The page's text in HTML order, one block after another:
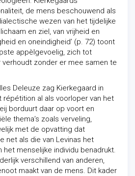
de mens beschouwend als
wezen van het tijdelijke
en ziel, van vrijheid en
en oneindigheid’ (p. 72) toont
appèlgevoelig, zich tot
zonder er mee samen te
Deleuze zag Kierkegaard in
répétition al als voorloper van het
borduurt daar op voort en
thema’s zoals verveling,
met de opvatting dat
net als die van Levinas het
het menselijke individu benadrukt.
verschillend van anderen,
maakt van de mens. Dit kader